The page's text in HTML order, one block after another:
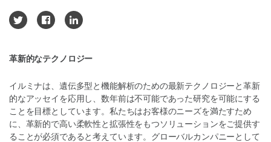
革新的なテクノロジー
イルミナは、遺伝多型と機能解析のための最新テクノロジーと革新
的なアッセイを応用し、数年前は不可能であった研究を可能にする
ことを目標としています。私たちはお客様のニーズを満たすため
に、革新的で高い柔軟性と拡張性をもつソリューションをご提供す
ることが必須であると考えています。グローバルカンパニーとして